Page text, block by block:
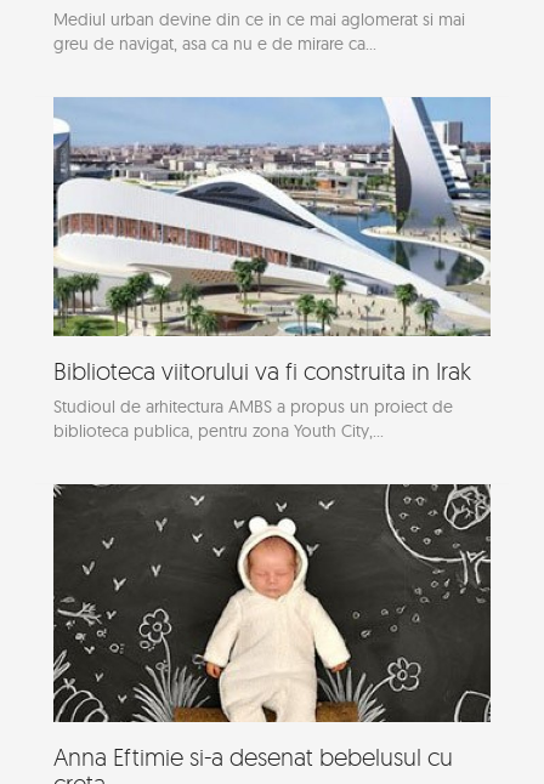
Mediul urban devine din ce in ce mai aglomerat si mai
greu de navigat, asa ca nu e de mirare ca...
Biblioteca viitorului va fi construita in Irak
Studioul de arhitectura AMBS a propus un proiect de
biblioteca publica, pentru zona Youth City,...
Anna Eftimie si-a desenat bebelusul cu